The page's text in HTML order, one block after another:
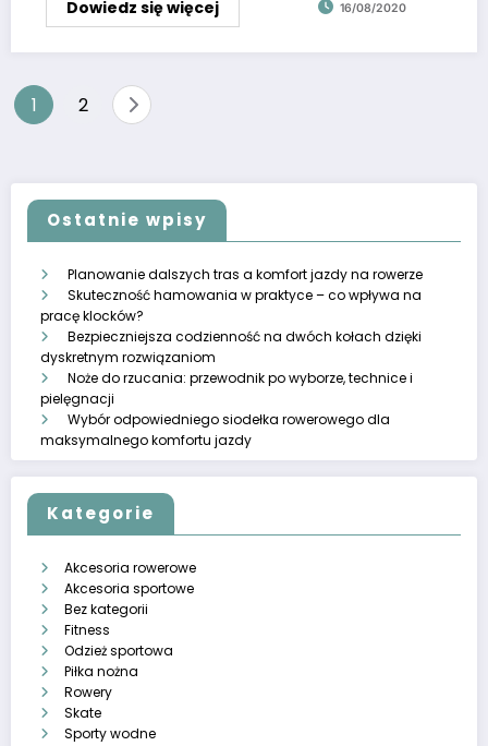
Dowiedz się więcej 16/08/2020
Stronicowanie
1 2
Ostatnie wpisy
Planowanie dalszych tras a komfort jazdy na rowerze
Skuteczność hamowania w praktyce – co wpływa na
pracę klocków?
Bezpieczniejsza codzienność na dwóch kołach dzięki
dyskretnym rozwiązaniom
Noże do rzucania: przewodnik po wyborze, technice i
pielęgnacji
Wybór odpowiedniego siodełka rowerowego dla
maksymalnego komfortu jazdy
Kategorie
Akcesoria rowerowe
Akcesoria sportowe
Bez kategorii
Fitness
Odzież sportowa
Piłka nożna
Rowery
Skate
Sporty wodne